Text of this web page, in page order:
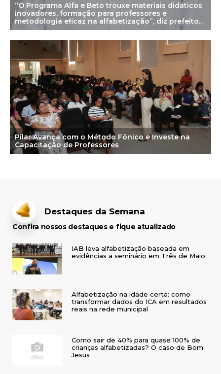
“O Programa Alfa e Beto trouxe materiais didáticos
inovadores, formação para professores e
metodologia eficaz na alfabetização”, diz prefeito
de Júlio Borges (PI)
Pilar Avança com o Método Fônico e Investe na
Capacitação de Professores
Destaques da Semana
Confira nossos destaques e fique atualizado
IAB leva alfabetização baseada em
evidências a seminário em Três de Maio
Alfabetização na idade certa: como
transformar dados do ICA em resultados
reais na rede municipal
Como sair de 40% para quase 100% de
crianças alfabetizadas? O caso de Bom
Jesus